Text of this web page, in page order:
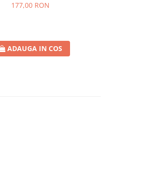
177,00 RON
ADAUGA IN COS